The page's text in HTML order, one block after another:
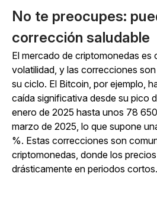
No te preocupes:
corrección saludable
El mercado de criptomonedas es
volatilidad, y las correcciones
su ciclo. El Bitcoin, por ejemplo,
caída significativa desde su pico
enero de 2025 hasta unos 78
marzo de 2025, lo que supone
%. Estas correcciones son
criptomonedas, donde los
drásticamente en periodos cortos.